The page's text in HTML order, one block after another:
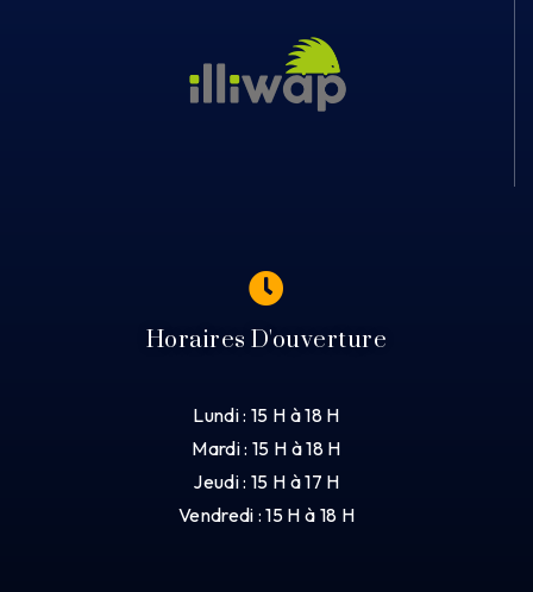
Horaires D'ouverture
Lundi : 15 H à 18 H
Mardi : 15 H à 18 H
Jeudi : 15 H à 17 H
Vendredi : 15 H à 18 H